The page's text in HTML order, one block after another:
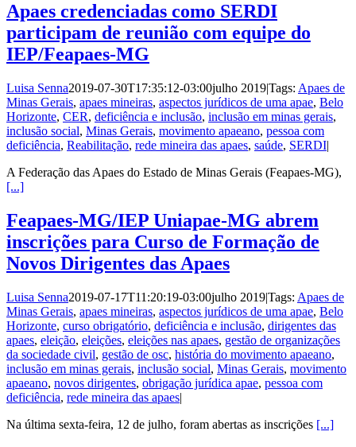
Apaes credenciadas como SERDI
participam de reunião com equipe do
IEP/Feapaes-MG
Luisa Senna2019-07-30T17:35:12-03:00julho 2019|Tags: Apaes de
Minas Gerais, apaes mineiras, aspectos jurídicos de uma apae, Belo
Horizonte, CER, deficiência e inclusão, inclusão em minas gerais,
inclusão social, Minas Gerais, movimento apaeano, pessoa com
deficiência, Reabilitação, rede mineira das apaes, saúde, SERDI|
A Federação das Apaes do Estado de Minas Gerais (Feapaes-MG),
[...]
Feapaes-MG/IEP Uniapae-MG abrem
inscrições para Curso de Formação de
Novos Dirigentes das Apaes
Luisa Senna2019-07-17T11:20:19-03:00julho 2019|Tags: Apaes de
Minas Gerais, apaes mineiras, aspectos jurídicos de uma apae, Belo
Horizonte, curso obrigatório, deficiência e inclusão, dirigentes das
apaes, eleição, eleições, eleições nas apaes, gestão de organizações
da sociedade civil, gestão de osc, história do movimento apaeano,
inclusão em minas gerais, inclusão social, Minas Gerais, movimento
apaeano, novos dirigentes, obrigação jurídica apae, pessoa com
deficiência, rede mineira das apaes|
Na última sexta-feira, 12 de julho, foram abertas as inscrições [...]